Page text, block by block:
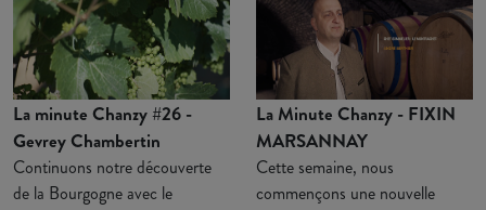
La minute Chanzy #26 -
Gevrey Chambertin
Continuons notre découverte
de la Bourgogne avec le
La Minute Chanzy - FIXIN
MARSANNAY
Cette semaine, nous
commençons une nouvelle